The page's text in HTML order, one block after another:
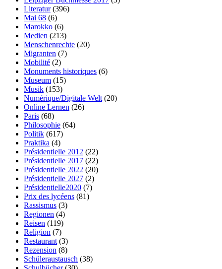
Literatur(396)
Mai 68 (6)
Marokko (6)
Medien (213)
Menschenrechte (20)
Migranten (7)
Mobilité (2)
Monuments historiques (6)
Museum (15)
Musik (153)
Numérique/Digitale Welt (20)
Online Lernen (26)
Paris (68)
Philosophie (64)
Politik (617)
Praktika (4)
Présidentielle 2012 (22)
Présidentielle 2017 (22)
Présidentielle 2022 (20)
Présidentielle 2027 (2)
Présidentielle2020 (7)
Prix des lycéens (81)
Rassismus (3)
Regionen (4)
Reisen (119)
Religion (7)
Restaurant (3)
Rezension (8)
Schüleraustausch (38)